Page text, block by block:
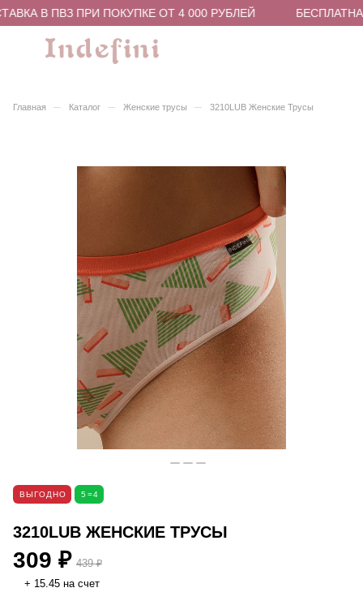
В ПВЗ ПРИ ПОКУПКЕ ОТ 4 000 РУБЛЕЙ
Главная – Каталог – Женские трусы – 3210LUB Женские Трусы
ВЫГОДНО 5=4
3210LUB ЖЕНСКИЕ ТРУСЫ
309 ₽ 439 ₽
+ 15.45 на счет